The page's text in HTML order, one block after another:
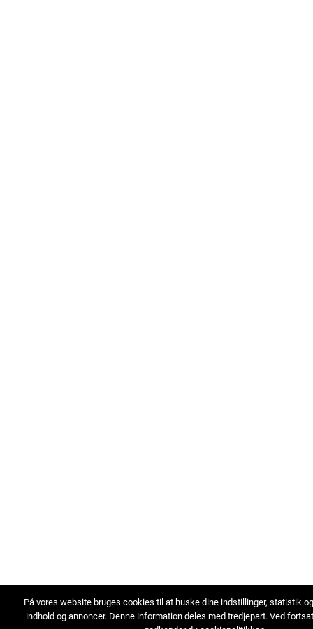
På vores website bruges cookies til at huske dine indstillinger, statistik
indhold og annoncer. Denne information deles med tredjepart. Ved